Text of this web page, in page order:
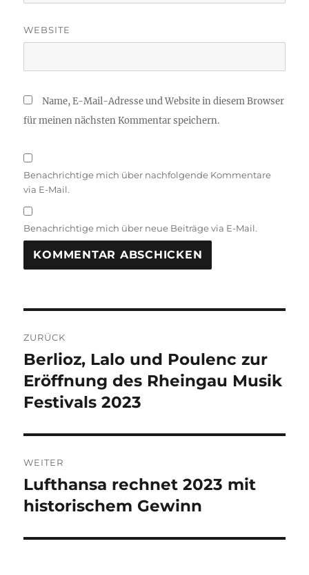
WEBSITE
Name, E-Mail-Adresse und Website in diesem Browser
für meinen nächsten Kommentar speichern.
Benachrichtige mich über nachfolgende Kommentare
via E-Mail.
Benachrichtige mich über neue Beiträge via E-Mail.
ZURÜCK
Vorheriger
Beitrag:
Berlioz, Lalo und Poulenc zur
Eröffnung des Rheingau Musik
Festivals 2023
WEITER
Nächster
Beitrag:
Lufthansa rechnet 2023 mit
historischem Gewinn